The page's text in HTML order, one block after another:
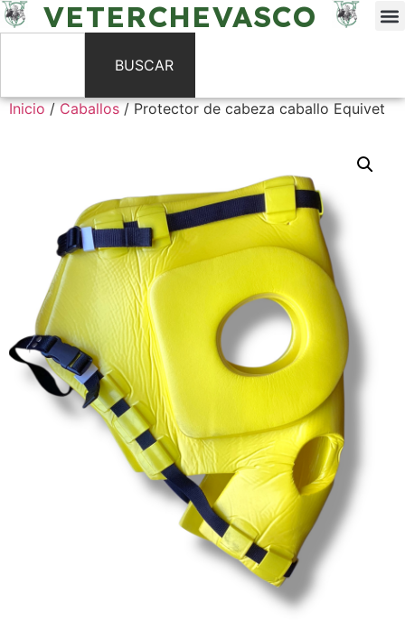
VETERCHEVASCO
BUSCAR
Inicio/Caballos/ Protector de cabeza caballo Equivet